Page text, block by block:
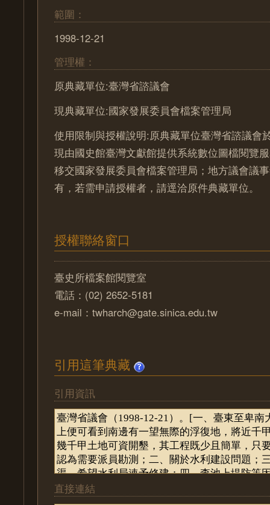
範圍：
1998-12-21
管理權：
原典藏單位:臺灣省諮議會
現典藏單位:國家發展委員會檔案管理局
使用限制與授權說明:原典藏單位臺灣省諮議會
現由國史館臺灣文獻館提供系統數位圖檔閱覽
移交國家發展委員會檔案管理局；地方議會議
有，若需申請授權者，請逕洽原件典藏單位。
授權聯絡窗口
臺史所檔案館閱覽室
電話：(02) 2652-5181
e-mail：twharch@gate.sinica.edu.tw
引用這筆典藏
引用資訊
直接連結